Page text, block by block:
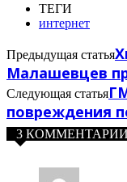
ТЕГИ
интернет
Предыдущая статья
Малашевцев
Следующая статья
повреждения
3 КОММЕНТАРИИ